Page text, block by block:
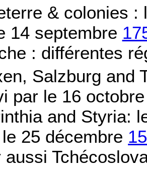
& colonies
14 septembre
: différentes
Salzburg and
par le 16
and Styria:
25 décembre
aussi